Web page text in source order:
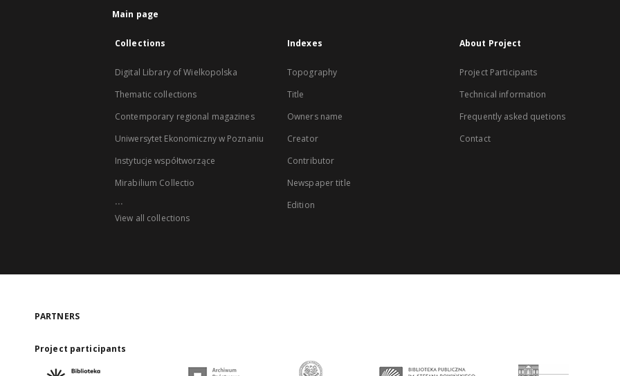
Main page
Collections
Digital Library of Wielkopolska
Thematic collections
Contemporary regional magazines
Uniwersytet Ekonomiczny w Poznaniu
Instytucje współtworzące
Mirabilium Collectio
...
View all collections
Indexes
Topography
Title
Owners name
Creator
Contributor
Newspaper title
Edition
About Project
Project Participants
Technical information
Frequently asked quetions
Contact
PARTNERS
Project participants